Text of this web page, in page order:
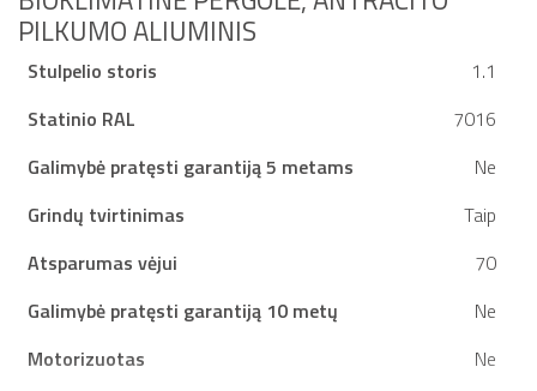
PILKUMO ALIUMINIS
Stulpelio storis
1.1
Statinio RAL
7016
Galimybė pratęsti garantiją 5 metams
Ne
Grindų tvirtinimas
Taip
Atsparumas vėjui
70
Galimybė pratęsti garantiją 10 metų
Ne
Motorizuotas
Ne